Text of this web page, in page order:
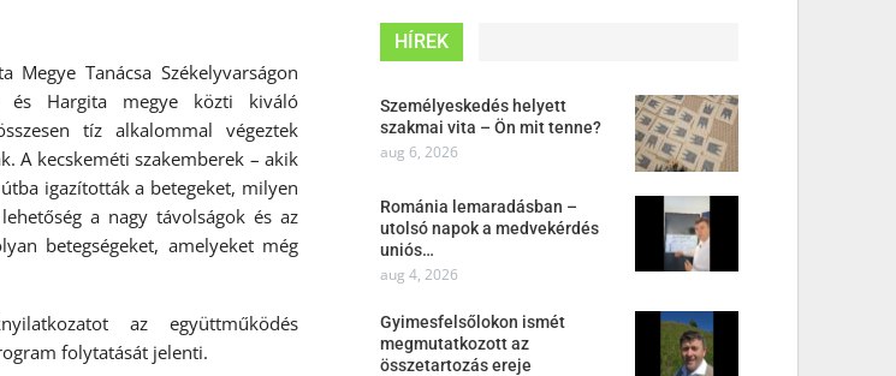
Tanácsa Székelyvarságon
és Hargita megye közti kiváló
tíz alkalommal végeztek
A kecskeméti szakemberek – akik
igazították a betegeket, milyen
a nagy távolságok és az
betegségeket, amelyeket még
az együttműködés
folytatását jelenti.
HÍREK
Személyeskedés helyett
szakmai vita – Ön mit tenne?
aug 6, 2026
Románia lemaradásban –
utolsó napok a medvekérdés
uniós…
aug 4, 2026
Gyimesfelsőlokon ismét
megmutatkozott az
összetartozás ereje